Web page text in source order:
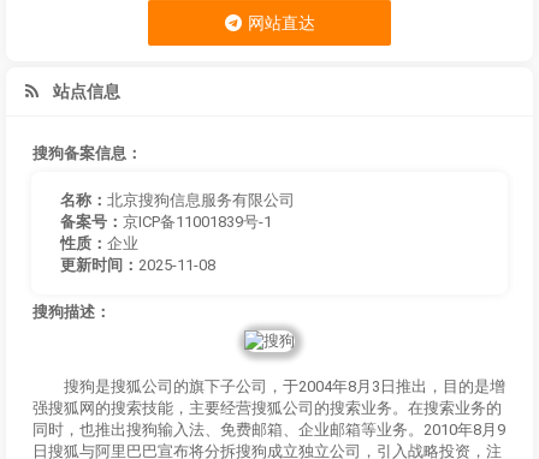
网站直达
站点信息
搜狗备案信息：
名称： 北京搜狗信息服务有限公司
备案号： 京ICP备11001839号-1
性质： 企业
更新时间： 2025-11-08
搜狗描述：
搜狗是搜狐公司的旗下子公司，于2004年8月3日推出，目的是增
强搜狐网的搜索技能，主要经营搜狐公司的搜索业务。在搜索业务的
同时，也推出搜狗输入法、免费邮箱、企业邮箱等业务。2010年8月9
日搜狐与阿里巴巴宣布将分拆搜狗成立独立公司，引入战略投资，注